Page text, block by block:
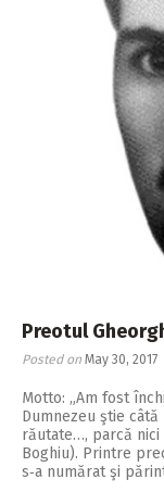
Preotul
Posted on May 30, 2017
Motto: „Am fost
Dumnezeu ştie
răutate…, parcă nici
Boghiu). Printre
s‑a numărat şi